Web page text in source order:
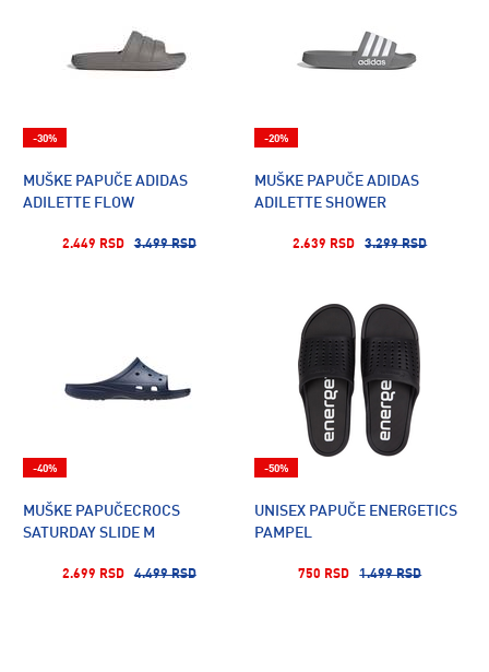
MUŠKE PAPUČE ADIDAS
ADILETTE FLOW
2.449 RSD 3.499 RSD
-30%
MUŠKE PAPUČE ADIDAS
ADILETTE SHOWER
2.639 RSD 3.299 RSD
-20%
MUŠKE PAPUČECROCS
SATURDAY SLIDE M
2.699 RSD 4.499 RSD
-40%
UNISEX PAPUČE ENERGETICS
PAMPEL
750 RSD 1.499 RSD
-50%